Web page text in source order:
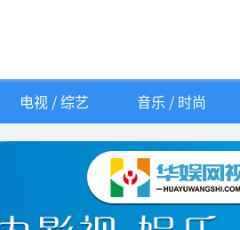
电视 / 综艺 音乐 / 时尚